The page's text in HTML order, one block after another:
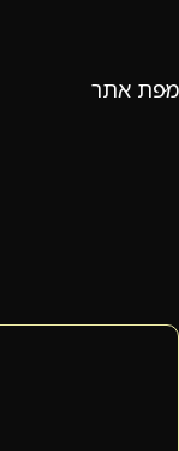
מפת אתר